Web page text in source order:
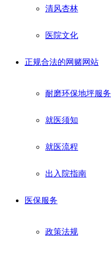
清风杏林
医院文化
正规合法的网赌网站
耐磨环保地坪服务
就医须知
就医流程
出入院指南
医保服务
政策法规